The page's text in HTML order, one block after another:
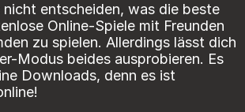
nicht entscheiden, was die beste
Online-Spiele mit Freunden
zu spielen. Allerdings lässt dich
Modus beides ausprobieren. Es
Downloads, denn es ist